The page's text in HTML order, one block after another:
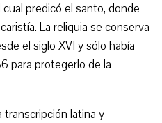
predicó el santo, donde
La reliquia se conserva
el siglo XVI y sólo había
para protegerlo de la
latina y